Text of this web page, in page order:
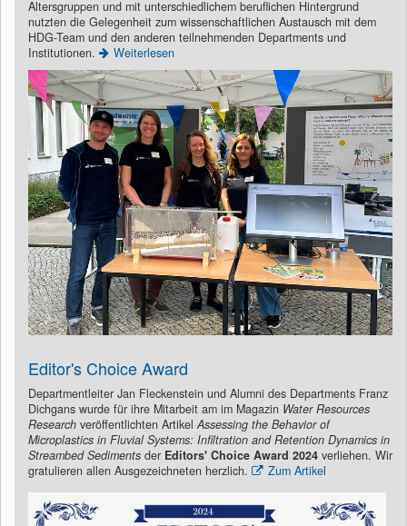
Altersgruppen und mit unterschiedlichem beruflichen Hintergrund
nutzten die Gelegenheit zum wissenschaftlichen Austausch mit dem
HDG-Team und den anderen teilnehmenden Departments und
Institutionen.
Weiterlesen
Editor's Choice Award
Departmentleiter Jan Fleckenstein und Alumni des Departments Franz
Dichgans wurde für ihre Mitarbeit am im Magazin Water Resources
Research veröffentlichten Artikel Assessing the Behavior of
Microplastics in Fluvial Systems: Infiltration and Retention Dynamics in
Streambed Sediments der Editors' Choice Award 2024 verliehen. Wir
gratulieren allen Ausgezeichneten herzlich.
Zum Artikel